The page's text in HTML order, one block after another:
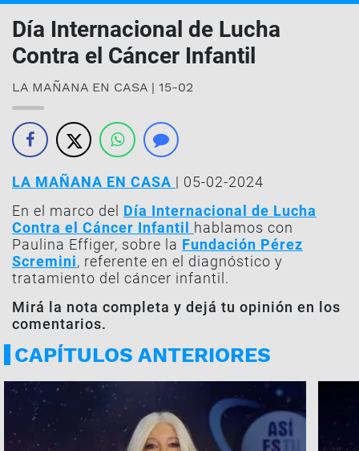
Día Internacional de Lucha
Contra el Cáncer Infantil
LA MAÑANA EN CASA | 15-02
LA MAÑANA EN CASA | 05-02-2024
En el marco del Día Internacional de Lucha
Contra el Cáncer Infantil hablamos con
Paulina Effiger, sobre la Fundación Pérez
Scremini, referente en el diagnóstico y
tratamiento del cáncer infantil.
Mirá la nota completa y dejá tu opinión en los
comentarios.
CAPÍTULOS ANTERIORES